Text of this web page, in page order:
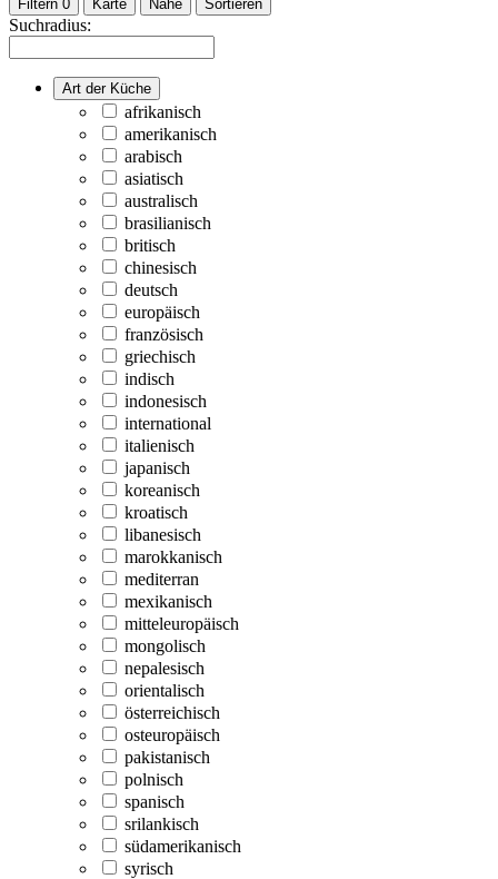
Filtern 0 Karte Nähe Sortieren
Suchradius:
Art der Küche
afrikanisch
amerikanisch
arabisch
asiatisch
australisch
brasilianisch
britisch
chinesisch
deutsch
europäisch
französisch
griechisch
indisch
indonesisch
international
italienisch
japanisch
koreanisch
kroatisch
libanesisch
marokkanisch
mediterran
mexikanisch
mitteleuropäisch
mongolisch
nepalesisch
orientalisch
österreichisch
osteuropäisch
pakistanisch
polnisch
spanisch
srilankisch
südamerikanisch
syrisch